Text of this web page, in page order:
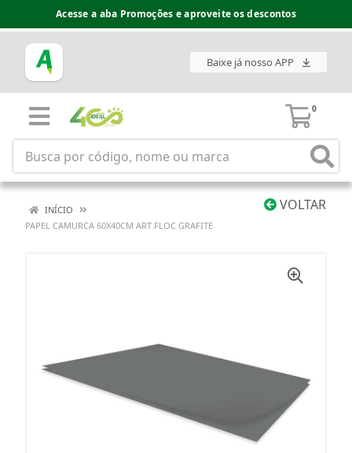
Acesse a aba Promoções e aproveite os descontos
Baixe já nosso APP
0
VOLTAR
INÍCIO
PAPEL CAMURCA 60X40CM ART FLOC GRAFITE